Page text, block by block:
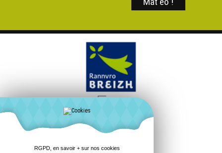
RGPD, en savoir + sur nos cookies